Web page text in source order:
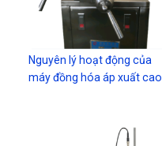
Nguyên lý hoạt động của
máy đồng hóa áp xuất cao